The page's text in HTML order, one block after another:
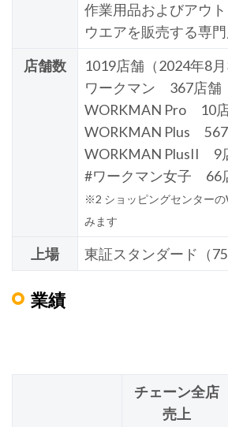
作業用品およびアウ
ウエアを販売する専
店舗数
1019店舗（2024年8月
ワークマン 367店舗
WORKMAN Pro 10
WORKMAN Plus
WORKMAN PlusII 9
#ワークマン女子 66
※2 ショッピングセンター
みます
上場 東証スタンダード（
業績
チェーン全店
売上